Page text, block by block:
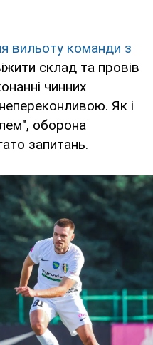
вильоту команди з
склад та провів
чинних
Як і
оборона
запитань.